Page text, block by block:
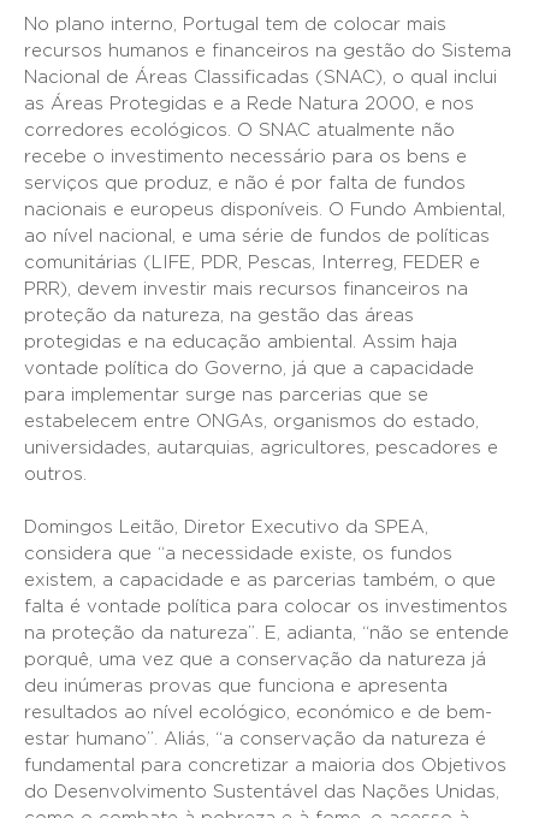
No plano interno, Portugal tem de colocar mais
recursos humanos e financeiros na gestão do Sistema
Nacional de Áreas Classificadas (SNAC), o qual inclui
as Áreas Protegidas e a Rede Natura 2000, e nos
corredores ecológicos. O SNAC atualmente não
recebe o investimento necessário para os bens e
serviços que produz, e não é por falta de fundos
nacionais e europeus disponíveis. O Fundo Ambiental,
ao nível nacional, e uma série de fundos de políticas
comunitárias (LIFE, PDR, Pescas, Interreg, FEDER e
PRR), devem investir mais recursos financeiros na
proteção da natureza, na gestão das áreas
protegidas e na educação ambiental. Assim haja
vontade política do Governo, já que a capacidade
para implementar surge nas parcerias que se
estabelecem entre ONGAs, organismos do estado,
universidades, autarquias, agricultores, pescadores e
outros.
Domingos Leitão, Diretor Executivo da SPEA,
considera que “a necessidade existe, os fundos
existem, a capacidade e as parcerias também, o que
falta é vontade política para colocar os investimentos
na proteção da natureza”. E, adianta, “não se entende
porquê, uma vez que a conservação da natureza já
deu inúmeras provas que funciona e apresenta
resultados ao nível ecológico, económico e de bem-
estar humano”. Aliás, “a conservação da natureza é
fundamental para concretizar a maioria dos Objetivos
do Desenvolvimento Sustentável das Nações Unidas,